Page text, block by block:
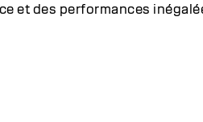
et des performances